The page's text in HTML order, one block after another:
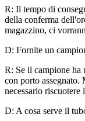
R: Il tempo di
della conferma
magazzino, ci
D: Fornite un
R: Se il campione ha
con porto
necessario
D: A cosa serve il